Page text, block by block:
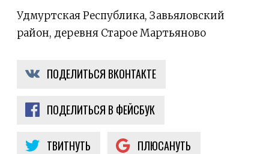
Удмуртская Республика, Завьяловский
район, деревня Старое Мартьяново
ПОДЕЛИТЬСЯ ВКОНТАКТЕ
ПОДЕЛИТЬСЯ В ФЕЙСБУК
ТВИТНУТЬ ПЛЮСАНУТЬ